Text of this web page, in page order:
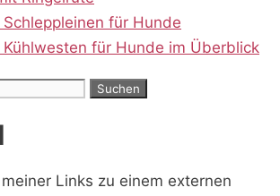
für Hunde
für Hunde im Überblick
Links zu einem externen